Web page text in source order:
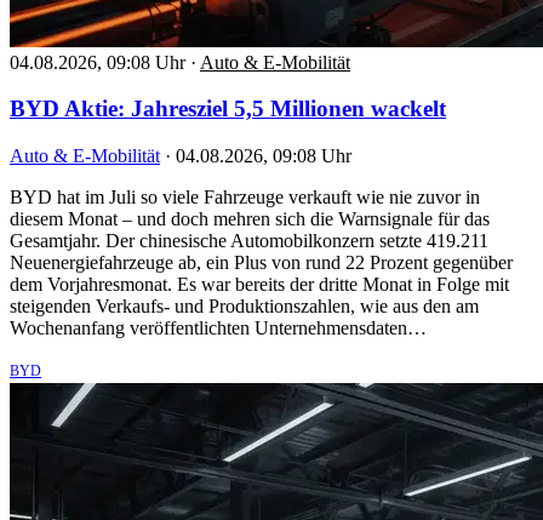
04.08.2026, 09:08 Uhr · Auto & E-Mobilität
BYD Aktie: Jahresziel 5,5 Millionen wackelt
Auto & E-Mobilität · 04.08.2026, 09:08 Uhr
BYD hat im Juli so viele Fahrzeuge verkauft wie nie zuvor in
diesem Monat – und doch mehren sich die Warnsignale für das
Gesamtjahr. Der chinesische Automobilkonzern setzte 419.211
Neuenergiefahrzeuge ab, ein Plus von rund 22 Prozent gegenüber
dem Vorjahresmonat. Es war bereits der dritte Monat in Folge mit
steigenden Verkaufs- und Produktionszahlen, wie aus den am
Wochenanfang veröffentlichten Unternehmensdaten…
BYD